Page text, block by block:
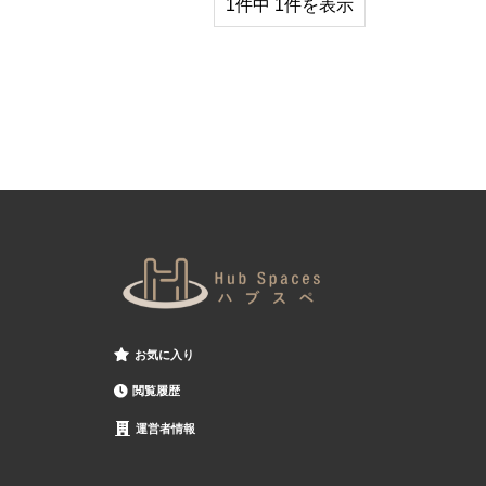
1件中 1件を表示
お気に入り
閲覧履歴
運営者情報